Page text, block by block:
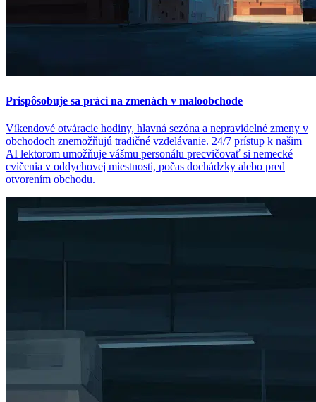
Prispôsobuje sa práci na zmenách v maloobchode
Víkendové otváracie hodiny, hlavná sezóna a nepravidelné zmeny v
obchodoch znemožňujú tradičné vzdelávanie. 24/7 prístup k našim
AI lektorom umožňuje vášmu personálu precvičovať si nemecké
cvičenia v oddychovej miestnosti, počas dochádzky alebo pred
otvorením obchodu.